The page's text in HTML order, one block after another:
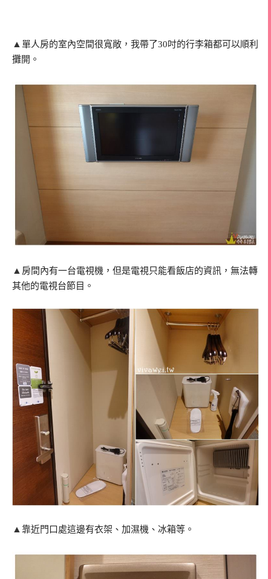
▲單人房的室內空間很寬敞，我帶了30吋的行李箱都可以順利
攤開。
▲ 房間內有一台電視機，但是電視只能看飯店的資訊，無法轉
其他的電視台節目。
▲ 靠近門口處這邊有衣架、加濕機、冰箱等。